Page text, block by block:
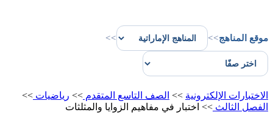
موقع المناهج>>
>>
الاختبارات الإلكترونية >> الصف التاسع المتقدم >> رياضيات >>
الفصل الثالث >> اختبار في مفاهيم الزوايا والمثلثات